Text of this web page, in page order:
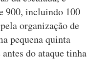
900, incluindo 100
organização de
pequena quinta
do ataque tinha